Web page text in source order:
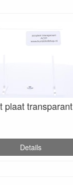
plaat transparant
Details